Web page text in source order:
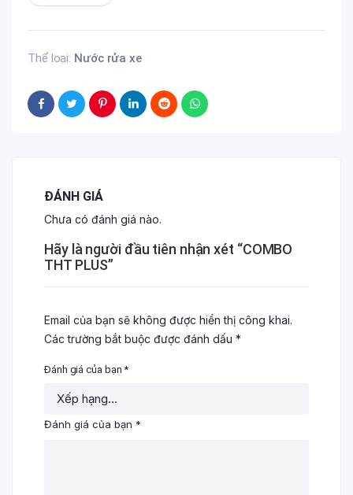
Thể loại: Nước rửa xe
ĐÁNH GIÁ
Chưa có đánh giá nào.
Hãy là người đầu tiên nhận xét “COMBO
THT PLUS”
Email của bạn sẽ không được hiển thị công khai.
Các trường bắt buộc được đánh dấu *
Đánh giá của bạn*
Đánh giá của bạn *